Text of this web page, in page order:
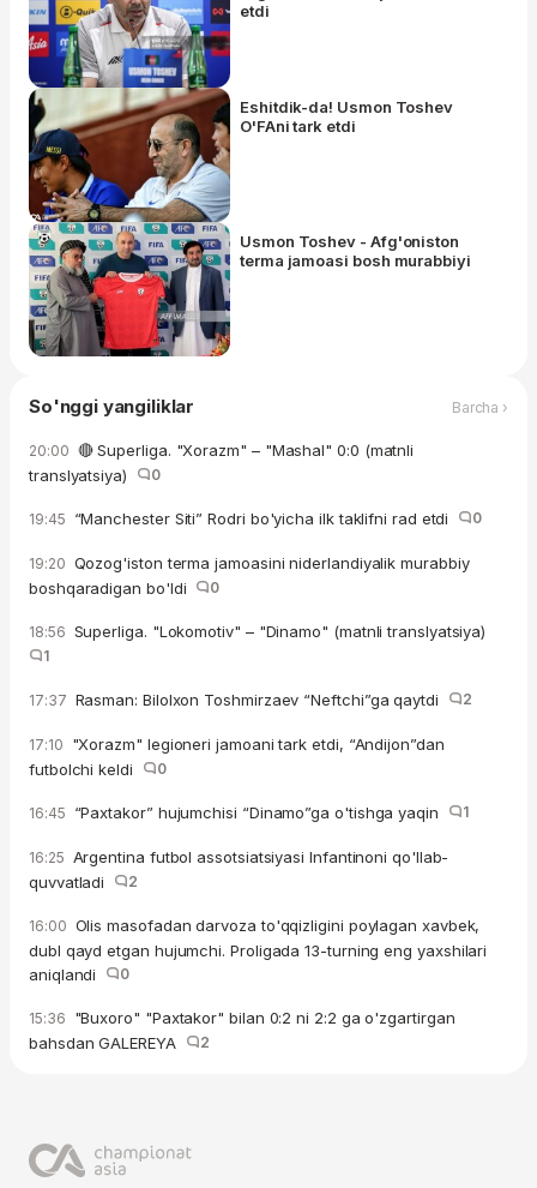
etdi
Eshitdik-da! Usmon Toshev
O'FAni tark etdi
Usmon Toshev - Afg'oniston
terma jamoasi bosh murabbiyi
So'nggi yangiliklar Barcha ›
20:00 🔴 Superliga. "Xorazm" – "Mashal" 0:0 (matnli
translyatsiya)
0
19:45 “Manchester Siti” Rodri bo'yicha ilk taklifni rad etdi 0
19:20 Qozog'iston terma jamoasini niderlandiyalik murabbiy
boshqaradigan bo'ldi
0
18:56 Superliga. "Lokomotiv" – "Dinamo" (matnli translyatsiya)
1
17:37 Rasman: Bilolxon Toshmirzaev “Neftchi”ga qaytdi 2
17:10 "Xorazm" legioneri jamoani tark etdi, “Andijon”dan
futbolchi keldi
0
16:45 “Paxtakor” hujumchisi “Dinamo”ga o'tishga yaqin 1
16:25 Argentina futbol assotsiatsiyasi Infantinoni qo'llab-
quvvatladi
2
16:00 Olis masofadan darvoza to'qqizligini poylagan xavbek,
dubl qayd etgan hujumchi. Proligada 13-turning eng yaxshilari
aniqlandi
0
15:36 "Buxoro" "Paxtakor" bilan 0:2 ni 2:2 ga o'zgartirgan
bahsdan GALEREYA
2